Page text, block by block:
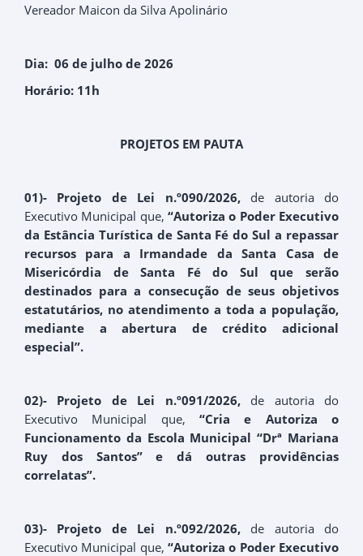
Vereador Maicon da Silva Apolinário
Dia: 06 de julho de 2026
Horário: 11h
PROJETOS EM PAUTA
01)- Projeto de Lei n.º090/2026,de autoria do
Executivo Municipal que, “Autoriza o Poder Executivo
da Estância Turística de Santa Fé do Sul a repassar
recursos para a Irmandade da Santa Casa de
Misericórdia de Santa Fé do Sul que serão
destinados para a consecução de seus objetivos
estatutários, no atendimento a toda a população,
mediante a abertura de crédito adicional
especial”.
02)- Projeto de Lei n.º091/2026,de autoria do
Executivo Municipal que, “Cria e Autoriza o
Funcionamento da Escola Municipal “Drª Mariana
Ruy dos Santos” e dá outras providências
correlatas”.
03)- Projeto de Lei n.º092/2026,de autoria do
Executivo Municipal que, “Autoriza o Poder Executivo